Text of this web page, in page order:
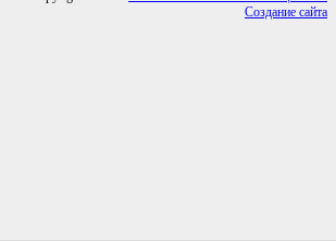
Создание сайта